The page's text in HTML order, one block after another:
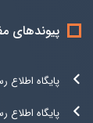
پیوندهای
پایگاه
پایگاه